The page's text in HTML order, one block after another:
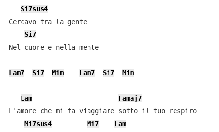
Si7sus4
Cercavo tra la gente
Si7
Nel cuore e nella mente
Lam7 Si7 Mim Lam7 Si7 Mim
Lam
Famaj7
L'amore che mi fa viaggiare sotto il tuo respiro
Mi7sus4
Mi7
Lam